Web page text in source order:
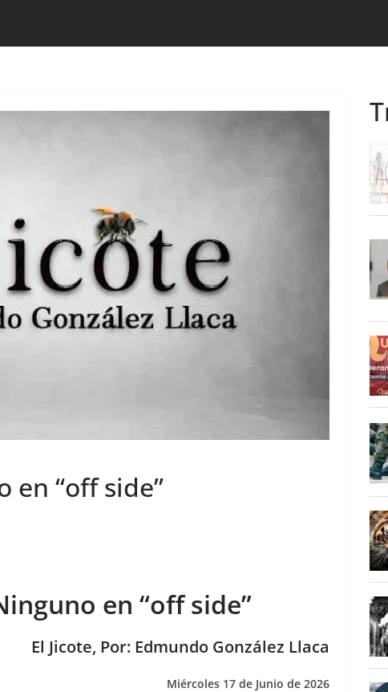
en “off side”
en “off side”
El Jicote, Por: Edmundo González Llaca
Miércoles 17 de Junio de 2026